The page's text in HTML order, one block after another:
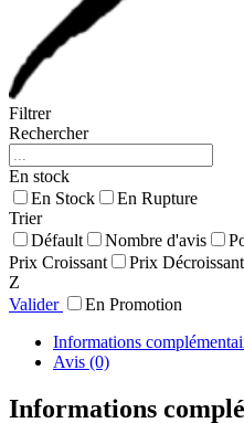
Filtrer
Rechercher
En stock
En Stock
En Rupture
Trier
Défault
Nombre d'avis
Prix Croissant
Prix Décroissant
Z
Valider
En Promotion
Informations
Avis (0)
Informations